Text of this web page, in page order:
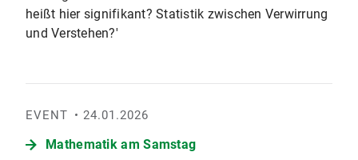
heißt hier signifikant? Statistik zwischen Verwirrung
und Verstehen?'
EVENT 24.01.2026
Mathematik am Samstag